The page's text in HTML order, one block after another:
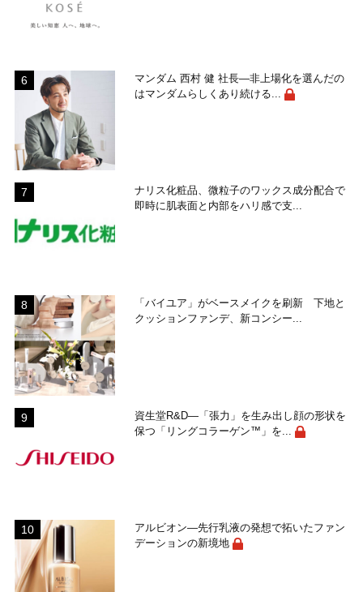
マンダム 西村 健 社長―非上場化を選んだの
はマンダムらしくあり続ける...
ナリス化粧品、微粒子のワックス成分配合で
即時に肌表面と内部をハリ感で支...
「バイユア」がベースメイクを刷新 下地と
クッションファンデ、新コンシー...
資生堂R&D―「張力」を生み出し顔の形状を
保つ「リングコラーゲン™」を...
アルビオン―先行乳液の発想で拓いたファン
デーションの新境地